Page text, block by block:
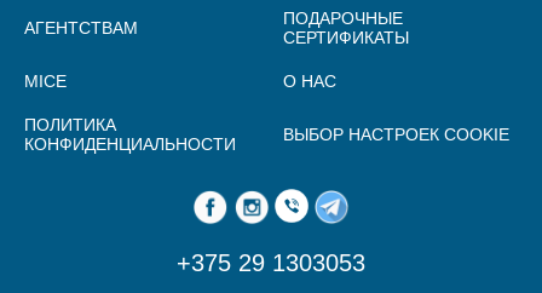
АГЕНТСТВАМ
ПОДАРОЧНЫЕ
СЕРТИФИКАТЫ
MICE О НАС
ПОЛИТИКА
КОНФИДЕНЦИАЛЬНОСТИ
ВЫБОР НАСТРОЕК COOKIE
+375 29 1303053